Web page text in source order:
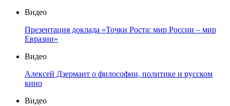
Видео
Презентация доклада «Точки Роста: мир России – мир
Евразии»
Видео
Алексей Дзермант о философии, политике и русском
кино
Видео